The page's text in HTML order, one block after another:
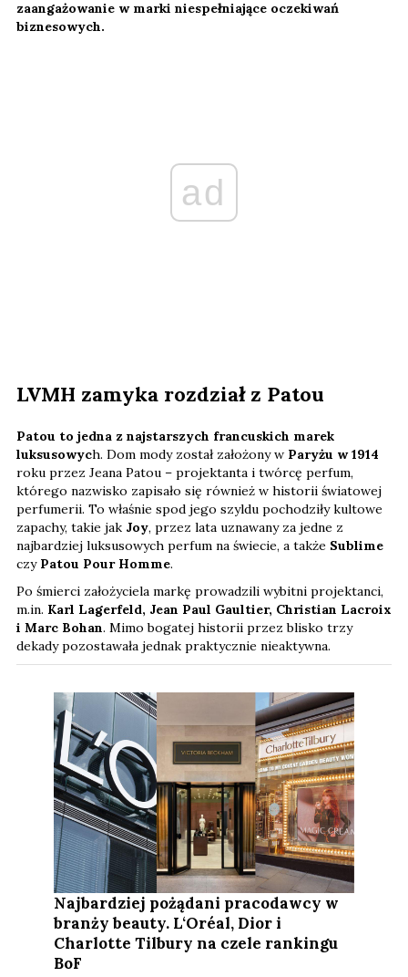
zaangażowanie w marki niespełniające oczekiwań
biznesowych.
ad
LVMH zamyka rozdział z Patou
Patou to jedna z najstarszych francuskich marek
luksusowych. Dom mody został założony w Paryżu w 1914
roku przez Jeana Patou – projektanta i twórcę perfum,
którego nazwisko zapisało się również w historii światowej
perfumerii. To właśnie spod jego szyldu pochodziły kultowe
zapachy, takie jak Joy, przez lata uznawany za jedne z
najbardziej luksusowych perfum na świecie, a także Sublime
czy Patou Pour Homme.
Po śmierci założyciela markę prowadzili wybitni projektanci,
m.in. Karl Lagerfeld, Jean Paul Gaultier, Christian Lacroix
i Marc Bohan. Mimo bogatej historii przez blisko trzy
dekady pozostawała jednak praktycznie nieaktywna.
Najbardziej pożądani pracodawcy w
branży beauty. L‘Oréal, Dior i
Charlotte Tilbury na czele rankingu
BoF